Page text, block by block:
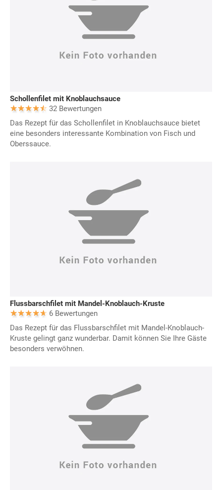
Schollenfilet mit Knoblauchsauce
32 Bewertungen
Das Rezept für das Schollenfilet in Knoblauchsauce bietet
eine besonders interessante Kombination von Fisch und
Oberssauce.
Flussbarschfilet mit Mandel-Knoblauch-Kruste
6 Bewertungen
Das Rezept für das Flussbarschfilet mit Mandel-Knoblauch-
Kruste gelingt ganz wunderbar. Damit können Sie Ihre Gäste
besonders verwöhnen.